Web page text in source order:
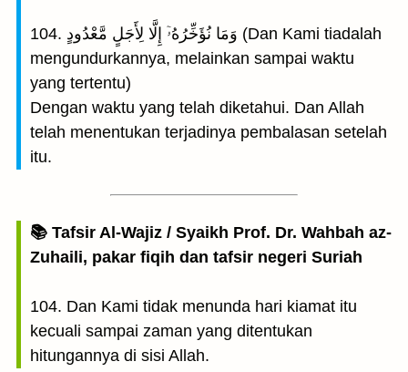
104. وَمَا نُؤَخِّرُهُۥٓ إِلَّا لِأَجَلٍ مَّعْدُودٍ (Dan Kami tiadalah
mengundurkannya, melainkan sampai waktu
yang tertentu)
Dengan waktu yang telah diketahui. Dan Allah
telah menentukan terjadinya pembalasan setelah
itu.
📚 Tafsir Al-Wajiz / Syaikh Prof. Dr. Wahbah az-
Zuhaili, pakar fiqih dan tafsir negeri Suriah
104. Dan Kami tidak menunda hari kiamat itu
kecuali sampai zaman yang ditentukan
hitungannya di sisi Allah.